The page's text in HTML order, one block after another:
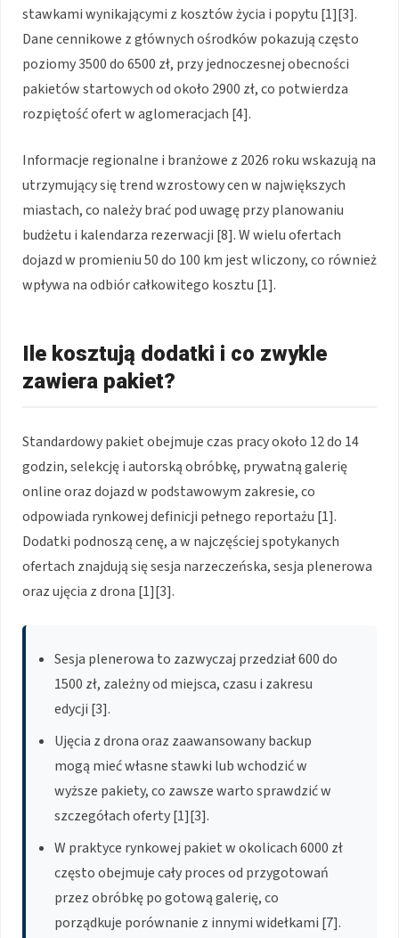
stawkami wynikającymi z kosztów życia i popytu [1][3].
Dane cennikowe z głównych ośrodków pokazują często
poziomy 3500 do 6500 zł, przy jednoczesnej obecności
pakietów startowych od około 2900 zł, co potwierdza
rozpiętość ofert w aglomeracjach [4].
Informacje regionalne i branżowe z 2026 roku wskazują na
utrzymujący się trend wzrostowy cen w największych
miastach, co należy brać pod uwagę przy planowaniu
budżetu i kalendarza rezerwacji [8]. W wielu ofertach
dojazd w promieniu 50 do 100 km jest wliczony, co również
wpływa na odbiór całkowitego kosztu [1].
Ile kosztują dodatki i co zwykle
zawiera pakiet?
Standardowy pakiet obejmuje czas pracy około 12 do 14
godzin, selekcję i autorską obróbkę, prywatną galerię
online oraz dojazd w podstawowym zakresie, co
odpowiada rynkowej definicji pełnego reportażu [1].
Dodatki podnoszą cenę, a w najczęściej spotykanych
ofertach znajdują się sesja narzeczeńska, sesja plenerowa
oraz ujęcia z drona [1][3].
Sesja plenerowa to zazwyczaj przedział 600 do
1500 zł, zależny od miejsca, czasu i zakresu
edycji [3].
Ujęcia z drona oraz zaawansowany backup
mogą mieć własne stawki lub wchodzić w
wyższe pakiety, co zawsze warto sprawdzić w
szczegółach oferty [1][3].
W praktyce rynkowej pakiet w okolicach 6000 zł
często obejmuje cały proces od przygotowań
przez obróbkę po gotową galerię, co
porządkuje porównanie z innymi widełkami [7].